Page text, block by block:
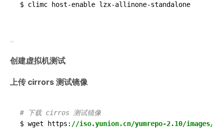
创建虚拟机测试
上传 cirrors 测试镜像
# 下载 cirros 测试镜像
$ wget https: //iso.yunion.cn/yumrepo-2.10/images/